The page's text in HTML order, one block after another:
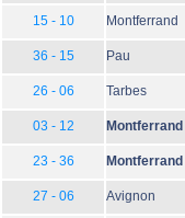
15 - 10 Montferrand
36 - 15 Pau
26 - 06 Tarbes
03 - 12 Montferrand
23 - 36 Montferrand
27 - 06 Avignon